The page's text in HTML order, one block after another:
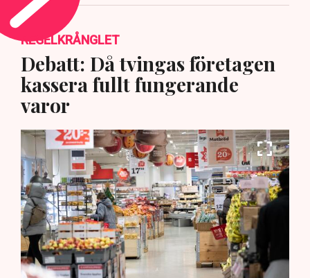
REGELKRÅNGLET
Debatt: Då tvingas företagen
kassera fullt fungerande
varor